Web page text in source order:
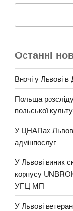
Останні
Вночі у Львові
Польща
польської
У ЦНАПах
адмінпослуг
У Львові виник
корпусу
УПЦ МП
У Львові